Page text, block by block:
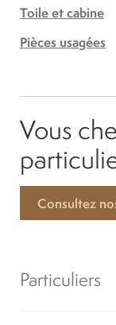
Toile et cabine
Pièces usagées
Vous
Consultez
Particuliers